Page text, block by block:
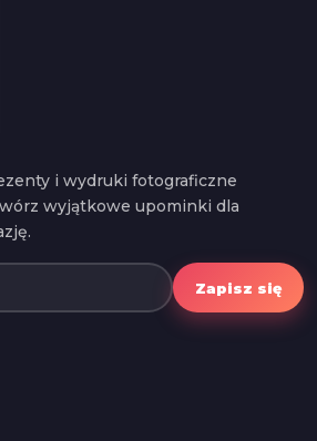
i wydruki fotograficzne
wyjątkowe upominki dla
Zapisz się